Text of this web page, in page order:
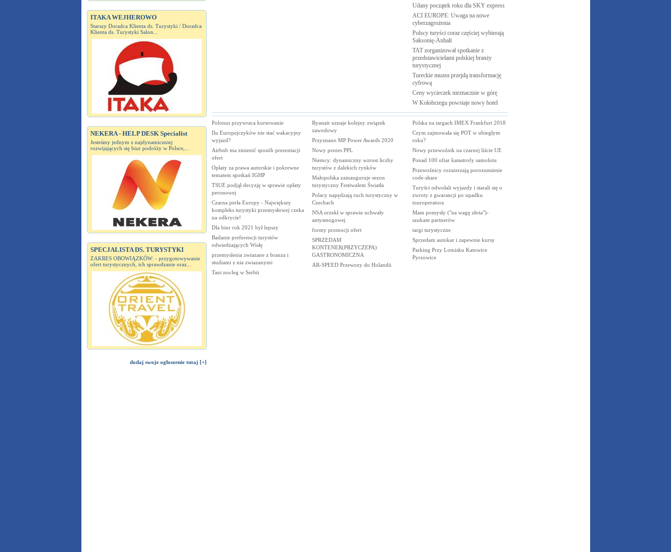
ITAKA WEJHEROWO
Starszy Doradca Klienta ds. Turystyki / Doradca
Klienta ds. Turystyki Salon...
NEKERA - HELP DESK Specialist
Jesteśmy jednym z najdynamiczniej
rozwijających się biur podróży w Polsce,...
SPECJALISTA DS. TURYSTYKI
ZAKRES OBOWIĄZKÓW: - przygotowywanie
ofert turystycznych, ich sprawdzanie oraz...
dodaj swoje ogłoszenie tutaj [+]
Udany początek roku dla SKY express
ACI EUROPE: Uwaga na nowe
cyberzagrożenia
Polscy turyści coraz częściej wybierają
Saksonię-Anhalt
TAT zorganizował spotkanie z
przedstawicielami polskiej branży
turystycznej
Tureckie muzea przejdą transformację
cyfrową
Ceny wycieczek nieznacznie w górę
W Kołobrzegu powstaje nowy hotel
Polonus przywraca kursowanie
Ilu Europejczyków nie stać wakacyjny
wyjazd?
Airbnb ma zmienić sposób prezentacji
ofert
Opłaty za prawa autorskie i pokrewne
tematem spotkań IGHP
TSUE podjął decyzję w sprawie opłaty
peronowej
Czarna perła Europy - Największy
kompleks turystyki przemysłowej czeka
na odkrycie!
Dla biur rok 2021 był lepszy
Badanie preferencji turystów
odwiedzających Wisłę
przemyslenia zwiazane z branza i
studiami z nia zwiazanymi
Tani nocleg w Serbii
Ryanair uznaje kolejny związek
zawodowy
Przyznano MP Power Awards 2020
Nowy prezes PPL
Niemcy: dynamiczny wzrost liczby
turystów z dalekich rynków
Małopolska zainauguruje sezon
turystyczny Festiwalem Światła
Polacy napędzają ruch turystyczny w
Czechach
NSA orzekł w sprawie uchwały
antysmogowej
formy promocji ofert
SPRZEDAM
KONTENER(PRZYCZEPA)
GASTRONOMICZNA
AR-SPEED Przewozy do Holandii
Polska na targach IMEX Frankfurt 2018
Czym zajmowała się POT w ubiegłym
roku?
Nowy przewoźnik na czarnej liście UE
Ponad 100 ofiar katastrofy samolotu
Przewoźnicy rozszerzają porozumienie
code-share
Turyści odwołali wyjazdy i starali się o
zwroty z gwarancji po upadku
touroperatora
Mam pomysły ("na wagę złota")-
szukam partnerów
targi turystyczne
Sprzedam autokar i zapewnie kursy
Parking Przy Lotnisku Katowice
Pyrzowice